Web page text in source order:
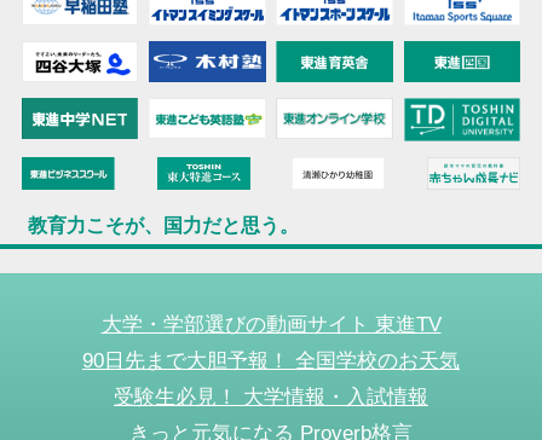
教育力こそが、国力だと思う。
大学・学部選びの動画サイト 東進TV
90日先まで大胆予報！ 全国学校のお天気
受験生必見！ 大学情報・入試情報
きっと元気になる Proverb格言